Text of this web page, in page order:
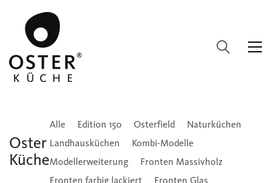
Oster
Küche
Alle Edition 150
Fronten farbig lackiert Fronten Glas
Fronten Massivholz
Kombi-Modelle
Landhausküchen
Modellerweiterung
Naturküchen
Osterfield